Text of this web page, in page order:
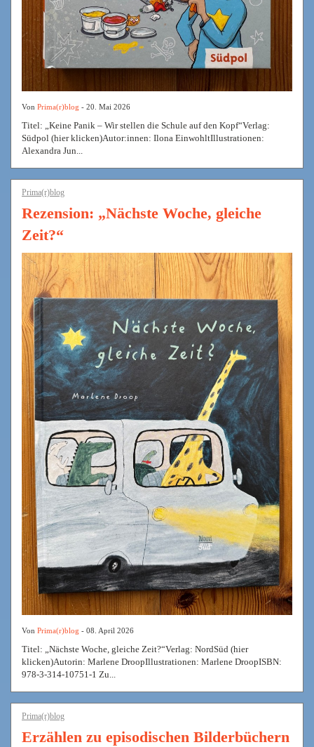
Von Prima(r)blog - 20. Mai 2026
Titel: „Keine Panik – Wir stellen die Schule auf den Kopf“Verlag:
Südpol (hier klicken)Autor:innen: Ilona EinwohltIllustrationen:
Alexandra Jun...
Prima(r)blog
Rezension: „Nächste Woche, gleiche
Zeit?“
Von Prima(r)blog - 08. April 2026
Titel: „Nächste Woche, gleiche Zeit?“Verlag: NordSüd (hier
klicken)Autorin: Marlene DroopIllustrationen: Marlene DroopISBN:
978-3-314-10751-1 Zu...
Prima(r)blog
Erzählen zu episodischen Bilderbüchern